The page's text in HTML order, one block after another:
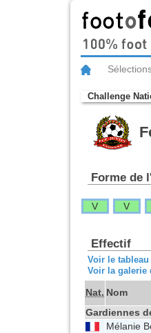
Challenge
Forme de
V V
Effectif
Voir le
Voir la galerie
Nat. Nom
Gardiennes
Mélanie